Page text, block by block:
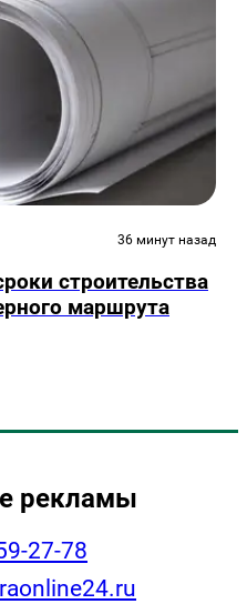
36 минут назад
строительства
маршрута
рекламы
27-78